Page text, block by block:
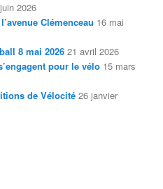
2026
Clémenceau 16 mai
8 mai 2026 21 avril 2026
pour le vélo 15 mars
de Vélocité 26 janvier